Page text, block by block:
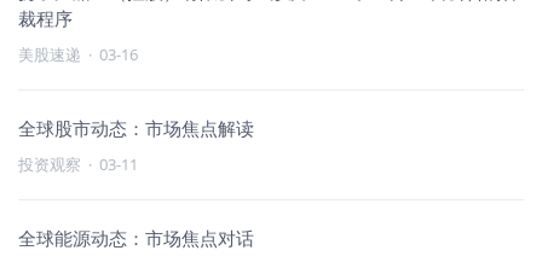
裁程序
美股速递 · 03-16
全球股市动态：市场焦点解读
投资观察 · 03-11
全球能源动态：市场焦点对话